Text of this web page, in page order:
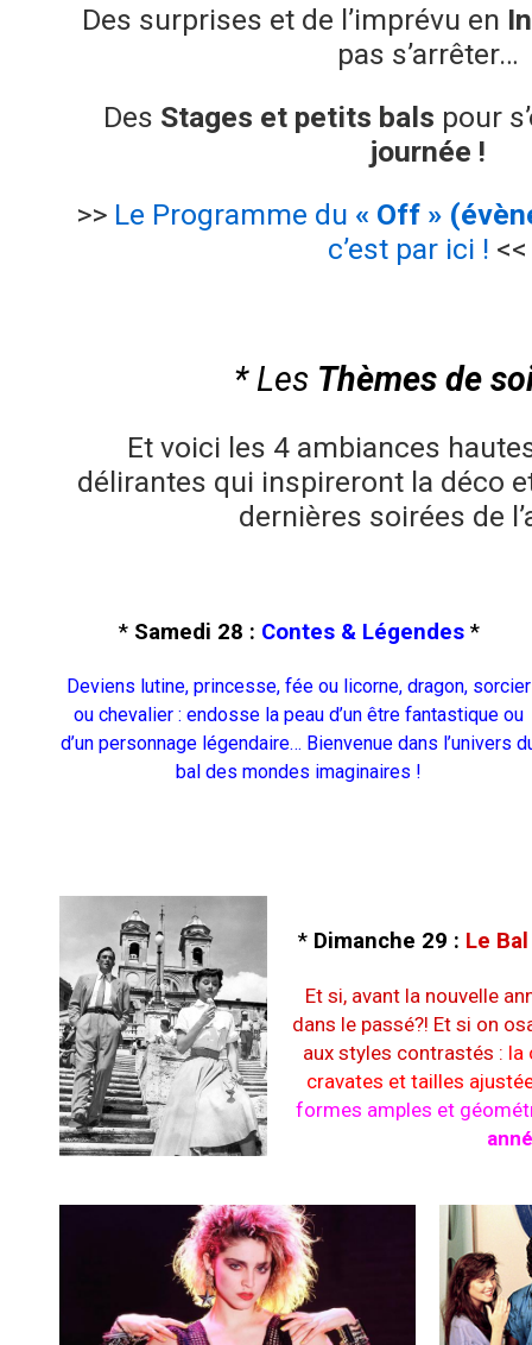
Des surprises et de l’imprévu en
pas s’arrêter…
Des Stages et petits bals pour
journée !
>> Le Programme du « Off »
c’est par ici ! <<
* Les Thèmes de
Et voici les 4 ambiances
délirantes qui inspireront la déco
dernières soirées de
* Samedi 28 : Contes & Légendes *
Deviens lutine, princesse, fée ou licorne, dragon, sorcier
ou chevalier : endosse la peau d’un être fantastique ou
d’un personnage légendaire… Bienvenue dans l’univers
bal des mondes imaginaires !
*Dimanche 29 : Le
Et si, avant la nouvelle
dans le passé?! Et si on
aux styles contrastés : la
cravates et tailles
formes amples et